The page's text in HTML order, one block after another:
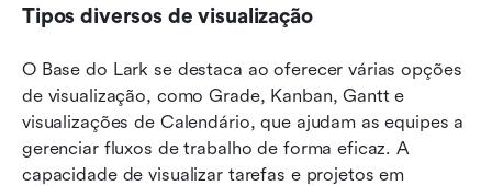
Tipos diversos de visualização
O Base do Lark se destaca ao oferecer várias opções
de visualização, como Grade, Kanban, Gantt e
visualizações de Calendário, que ajudam as equipes a
gerenciar fluxos de trabalho de forma eficaz. A
capacidade de visualizar tarefas e projetos em